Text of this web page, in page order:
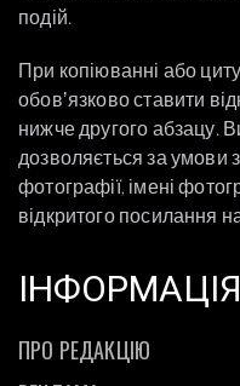
подій.
При копіюванні або
обовʼязково ставити
нижче другого абзацу.
дозволяється за умови
фотографії, імені
відкритого посилання
ІНФОРМАЦІЯ
ПРО РЕДАКЦІЮ